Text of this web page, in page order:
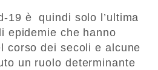
19 è quindi solo l’ultima
epidemie che hanno
corso dei secoli e alcune
un ruolo determinante